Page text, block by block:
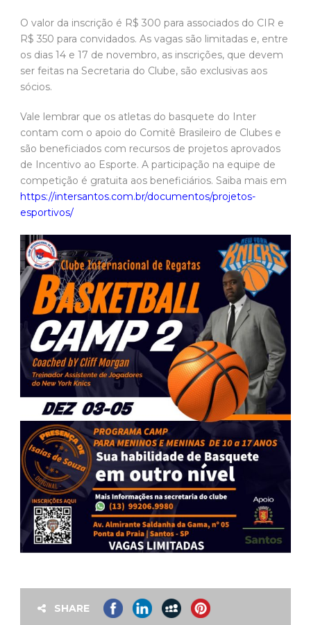
O valor da inscrição é R$ 300 para associados do CIR e
R$ 350 para convidados. As vagas são limitadas e, entre
os dias 14 e 17 de novembro, as inscrições, que devem
ser feitas na Secretaria do Clube, são exclusivas aos
sócios.
Vale lembrar que os atletas do basquete do Inter
contam com o apoio do Comitê Brasileiro de Clubes e
são beneficiados com recursos de projetos aprovados
de Incentivo ao Esporte. A participação na equipe de
competição é gratuita aos beneficiários. Saiba mais em
https://intersantos.com.br/documentos/projetos-
esportivos/
SHARE